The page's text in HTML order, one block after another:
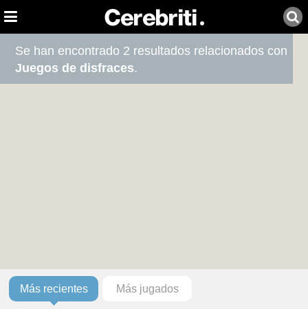
Se han encontrado 2 resultados relacionados con
Juegos de disfraces.
Más recientes Más jugados